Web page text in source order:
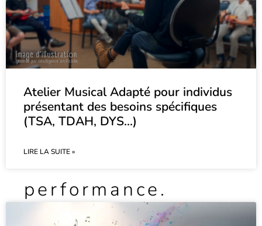
Atelier Musical Adapté pour individus
présentant des besoins spécifiques
(TSA, TDAH, DYS…)
LIRE LA SUITE »
performance.